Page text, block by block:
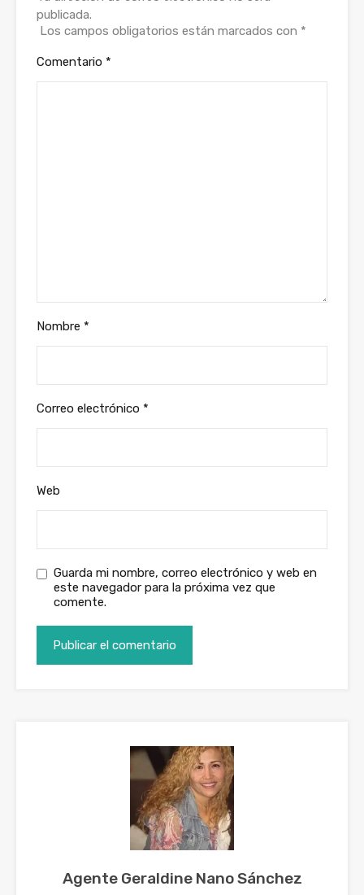
publicada.
Los campos obligatorios están marcados con *
Comentario *
Nombre *
Correo electrónico *
Web
Guarda mi nombre, correo electrónico y web en
este navegador para la próxima vez que
comente.
Agente Geraldine Nano Sánchez